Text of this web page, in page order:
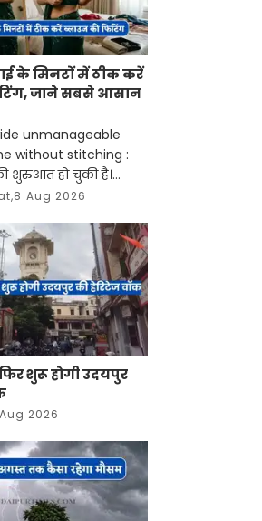
के मिनटों में ठीक करें
जाने सबसे आसान
unmanageable
without stitching :
शुरुआत हो चुकी है।
या फिर कुंवारी
हैं। स
Aug 2026
शुरू होगी उदयपुर
2026